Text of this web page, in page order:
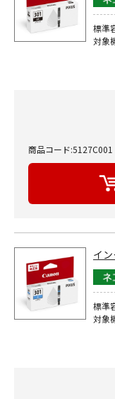
標準
対象
商品コード:5127C001
イ
標準
対象